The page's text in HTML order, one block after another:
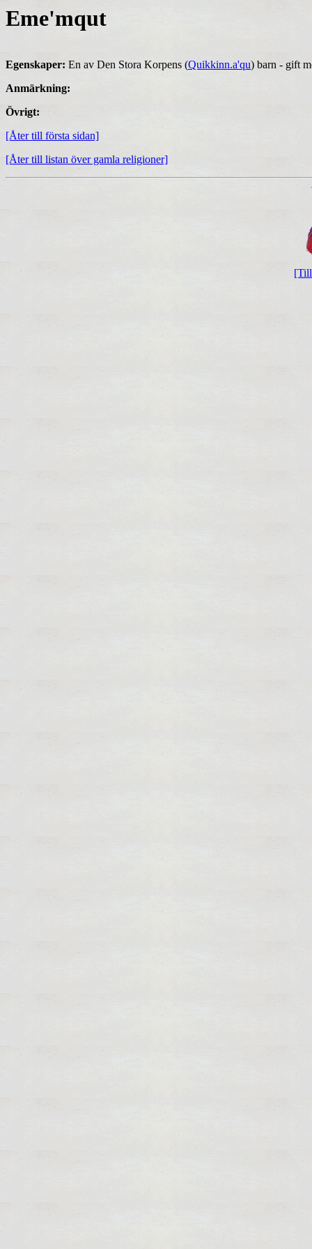
Eme'mqut
Egenskaper: En av Den Stora Korpens (Quikkinn.a'qu) barn - gift
Anmärkning:
Övrigt:
[Åter till första sidan]
[Åter till listan över gamla religioner]